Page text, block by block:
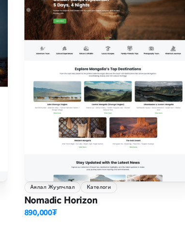
Аялал Жуулчлал Кателоги
Nomadic Horizon
890,000₮